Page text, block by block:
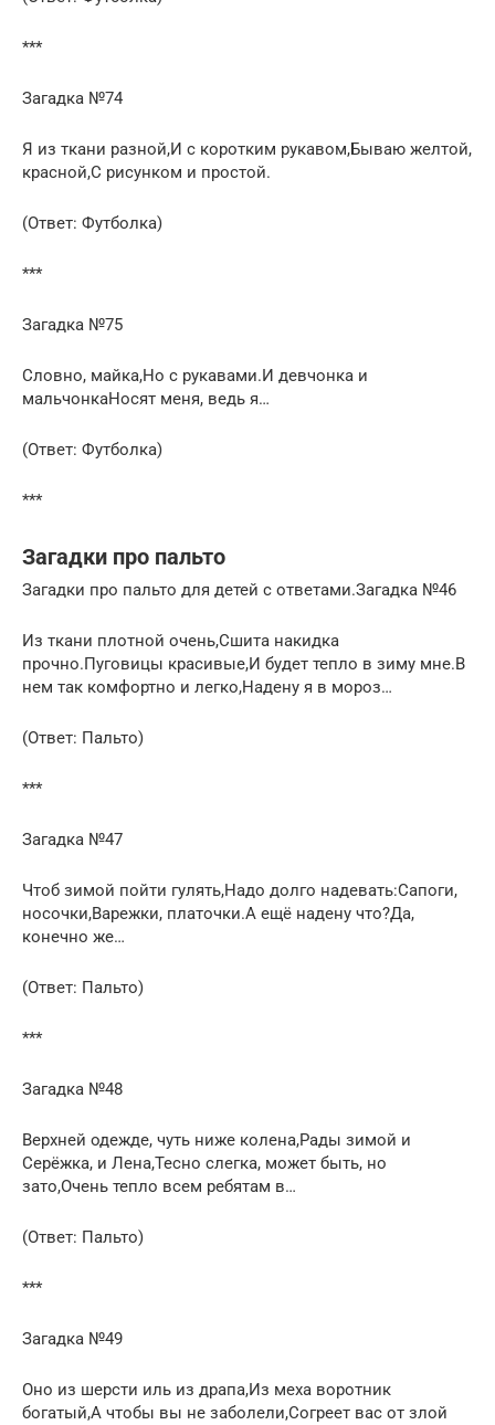
***
Загадка №74
Я из ткани разной,И с коротким рукавом,Бываю желтой,
красной,С рисунком и простой.
(Ответ: Футболка)
***
Загадка №75
Словно, майка,Но с рукавами.И девчонка и
мальчонкаНосят меня, ведь я…
(Ответ: Футболка)
***
Загадки про пальто
Загадки про пальто для детей с ответами.Загадка №46
Из ткани плотной очень,Сшита накидка
прочно.Пуговицы красивые,И будет тепло в зиму мне.В
нем так комфортно и легко,Надену я в мороз…
(Ответ: Пальто)
***
Загадка №47
Чтоб зимой пойти гулять,Надо долго надевать:Сапоги,
носочки,Варежки, платочки.А ещё надену что?Да,
конечно же…
(Ответ: Пальто)
***
Загадка №48
Верхней одежде, чуть ниже колена,Рады зимой и
Серёжка, и Лена,Тесно слегка, может быть, но
зато,Очень тепло всем ребятам в…
(Ответ: Пальто)
***
Загадка №49
Оно из шерсти иль из драпа,Из меха воротник
богатый,А чтобы вы не заболели,Согреет вас от злой